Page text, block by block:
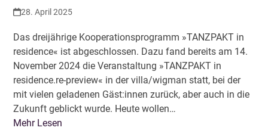
28. April 2025
Das dreijährige Kooperationsprogramm »TANZPAKT in
residence« ist abgeschlossen. Dazu fand bereits am 14.
November 2024 die Veranstaltung »TANZPAKT in
residence.re-preview« in der villa/wigman statt, bei der
mit vielen geladenen Gäst:innen zurück, aber auch in die
Zukunft geblickt wurde. Heute wollen…
Mehr Lesen